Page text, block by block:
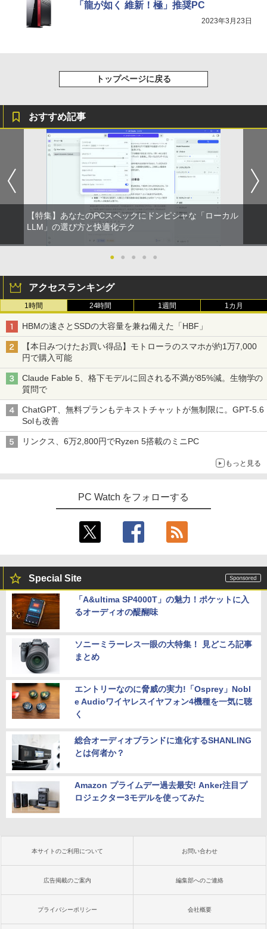
3.8インチワイド ブラック 1920×1080
（フルHD） 16:9 IPSパネル LEDバック
プレイ ディスプレイポート VGA【中
￥5,300
レスイヤホン Bluetooth 5.4 ノイズキャンセ
「龍が如く 維新！極」推奨PC
2023年3月23日
トップページに戻る
おすすめ記事
【特集】あなたのPCスペックにドンピシャな「ローカル
LLM」の選び方と快適化テク
● ● ● ● ●
アクセスランキング
1時間 24時間 1週間 1カ月
HBMの速さとSSDの大容量を兼ね備えた「HBF」
【本日みつけたお買い得品】モトローラのスマホが約1万7,000
円で購入可能
Claude Fable 5、格下モデルに回される不満が85%減。生物学の
質問で
ChatGPT、無料プランもテキストチャットが無制限に。GPT-5.6
Solも改善
リンクス、6万2,800円でRyzen 5搭載のミニPC
もっと見る
PC Watch をフォローする
Special Site
「A&ultima SP4000T」の魅力！ポケットに入
るオーディオの醍醐味
ソニーミラーレス一眼の大特集！ 見どころ記事
まとめ
エントリーなのに脅威の実力!「Osprey」Nobl
e Audioワイヤレスイヤフォン4機種を一気に聴
く
総合オーディオブランドに進化するSHANLING
とは何者か？
Amazon プライムデー過去最安! Anker注目プ
ロジェクター3モデルを使ってみた
本サイトのご利用について お問い合わせ
広告掲載のご案内 編集部へのご連絡
プライバシーポリシー 会社概要